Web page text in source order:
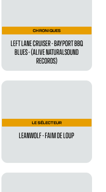
CHRONIQUES
LEFT LANE CRUISER - BAYPORT BBQ
BLUES - (ALIVE NATURALSOUND
RECORDS)
LE SÉLECTEUR
LEANWOLF - FAIM DE LOUP